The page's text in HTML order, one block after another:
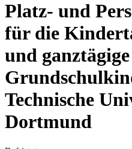
Platz- und
für die
und
Technische
Dortmund